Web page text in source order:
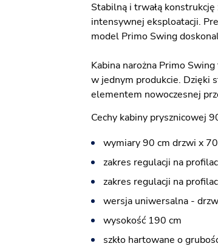
Stabilną i trwałą
intensywnej eksploatacji.
model Primo Swing
Kabina narożna Primo
w jednym produkcie. Dzięki
elementem nowoczesnej
Cechy kabiny prysznicowej
wymiary 90 cm drzwi x
zakres regulacji na
zakres regulacji na
wersja uniwersalna -
wysokość 190 cm
szkło hartowane o